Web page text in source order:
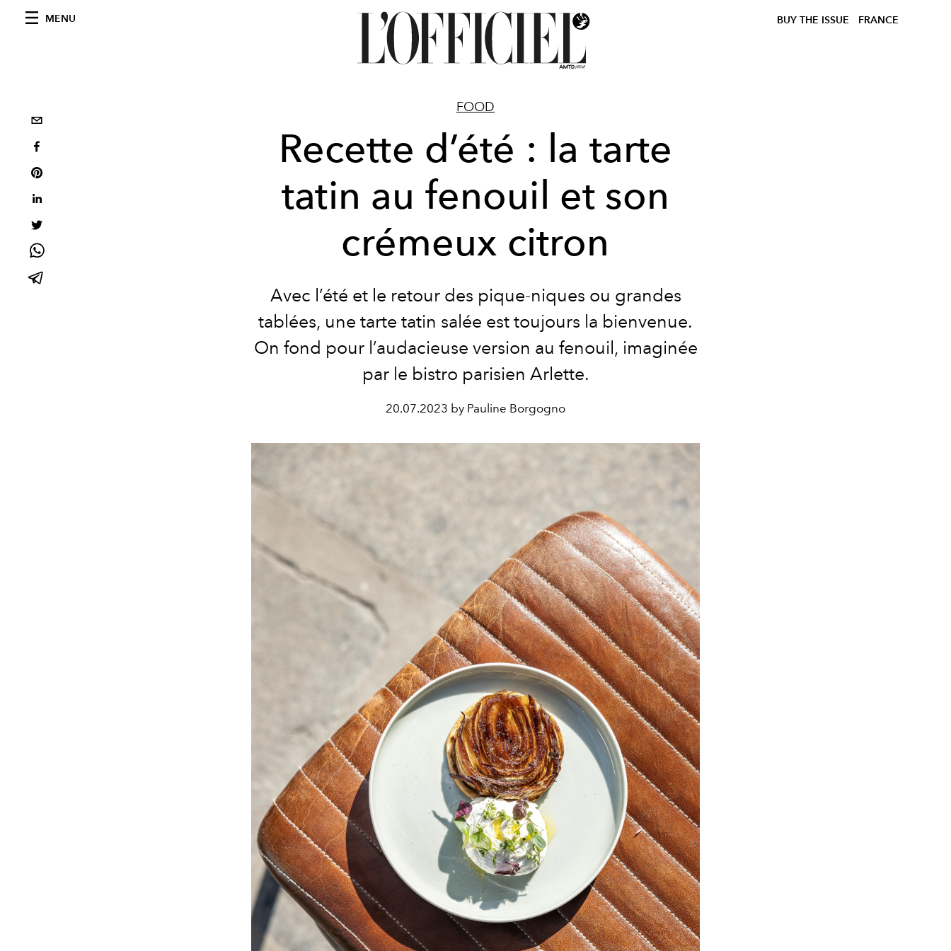
MENU BUY THE ISSUE FRANCE
FOOD
Recette d’été : la tarte
tatin au fenouil et son
crémeux citron
Avec l’été et le retour des pique-niques ou grandes
tablées, une tarte tatin salée est toujours la bienvenue.
On fond pour l’audacieuse version au fenouil, imaginée
par le bistro parisien Arlette.
20.07.2023 by Pauline Borgogno